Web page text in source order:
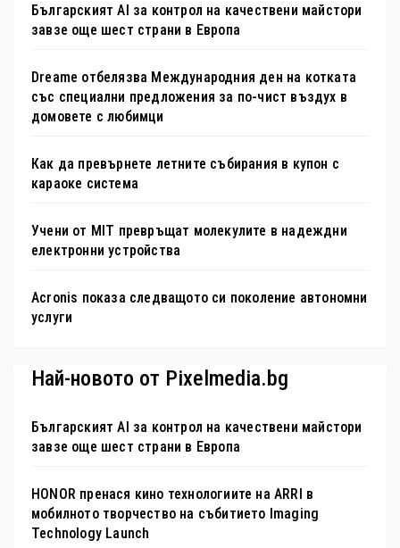
Българският AI за контрол на качествени майстори
завзе още шест страни в Европа
Dreame отбелязва Международния ден на котката
със специални предложения за по-чист въздух в
домовете с любимци
Как да превърнете летните събирания в купон с
караоке система
Учени от MIT превръщат молекулите в надеждни
електронни устройства
Acronis показа следващото си поколение автономни
услуги
Най-новото от Pixelmedia.bg
Българският AI за контрол на качествени майстори
завзе още шест страни в Европа
HONOR пренася кино технологиите на ARRI в
мобилното творчество на събитието Imaging
Technology Launch